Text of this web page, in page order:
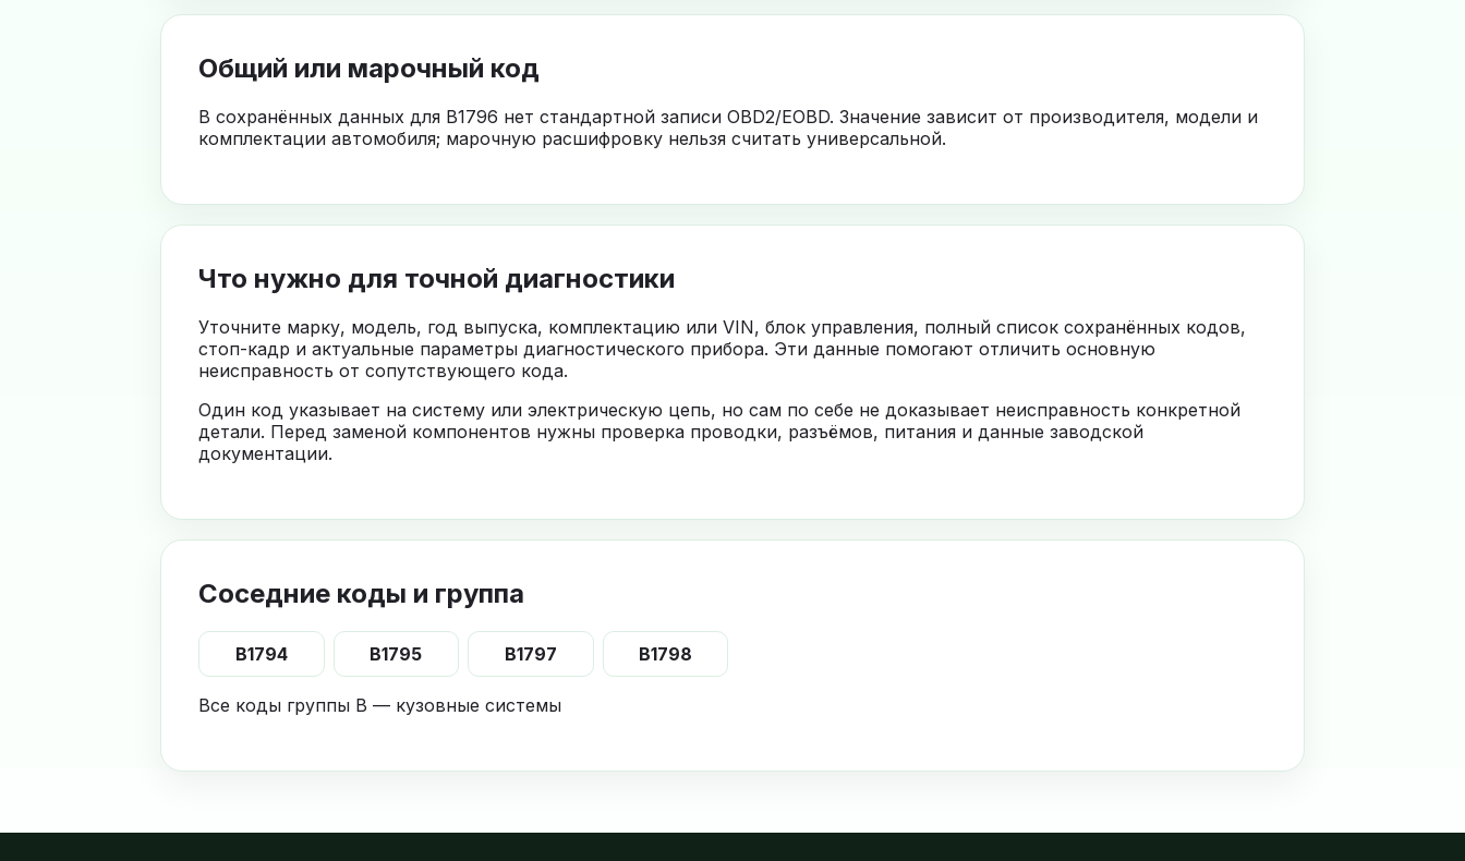
Общий или марочный код
В сохранённых данных для B1796 нет стандартной записи OBD2/EOBD. Значение зависит от производителя, модели и
комплектации автомобиля; марочную расшифровку нельзя считать универсальной.
Что нужно для точной диагностики
Уточните марку, модель, год выпуска, комплектацию или VIN, блок управления, полный список сохранённых кодов,
стоп-кадр и актуальные параметры диагностического прибора. Эти данные помогают отличить основную
неисправность от сопутствующего кода.
Один код указывает на систему или электрическую цепь, но сам по себе не доказывает неисправность конкретной
детали. Перед заменой компонентов нужны проверка проводки, разъёмов, питания и данные заводской
документации.
Соседние коды и группа
B1794 B1795 B1797 B1798
Все коды группы B — кузовные системы